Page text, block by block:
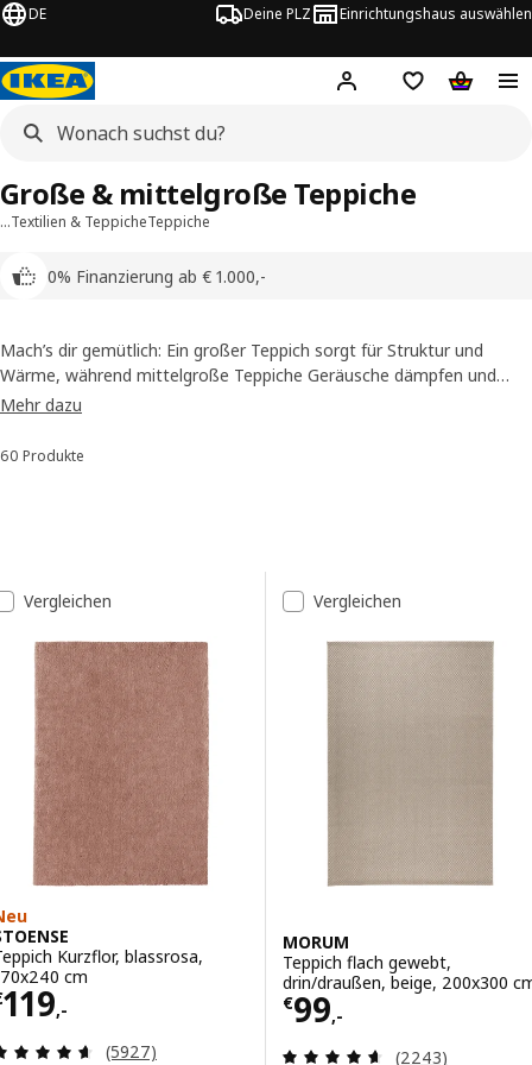
DE Deine PLZ Einrichtungshaus auswählen
Hej! Jetzt anmelden.
Einkaufsliste
…Textilien & TeppicheTeppiche
0% Finanzierung ab € 1.000,-
Große & mittelgroße Teppiche
Mach’s dir gemütlich: Ein großer Teppich sorgt für Struktur und
Wärme, während mittelgroße Teppiche Geräusche dämpfen und
Akzente setzen. Schau dir jetzt unsere Auswahl an und entdecke die
Mehr dazu
Sortieren und Filtern
60 Produkte
Liste der Ergebnisse
Vergleichen
Kurzflor, blassrosa,
cm
119,-€ 119,-
Überprüfung: 4.6 aus 5 sterne. Bewertungen
(5927)
Vergleichen
MORUM
Teppich flach gewebt,
drin/draußen, beige, 200x300
€99,-
Preis € 99,-
Überprüfung:
(2243)